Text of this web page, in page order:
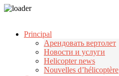
Principal
Арендовать вертолет
Новости и услуги
Helicopter news
Nouvelles d’hélicoptère